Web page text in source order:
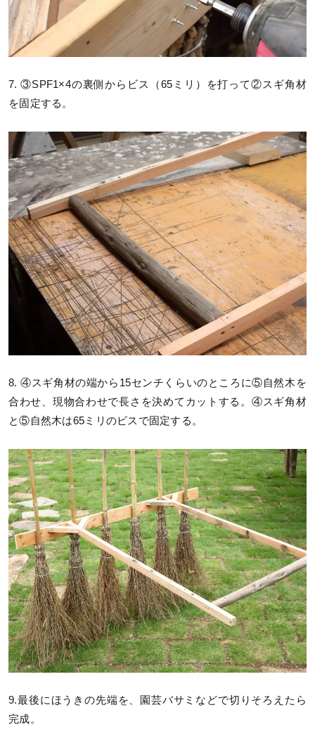
7. ③SPF1×4の裏側からビス（65ミリ）を打って②スギ角材
を固定する。
8. ④スギ角材の端から15センチくらいのところに⑤自然木を
合わせ、現物合わせで長さを決めてカットする。④スギ角材
と⑤自然木は65ミリのビスで固定する。
9.最後にほうきの先端を、園芸バサミなどで切りそろえたら
完成。